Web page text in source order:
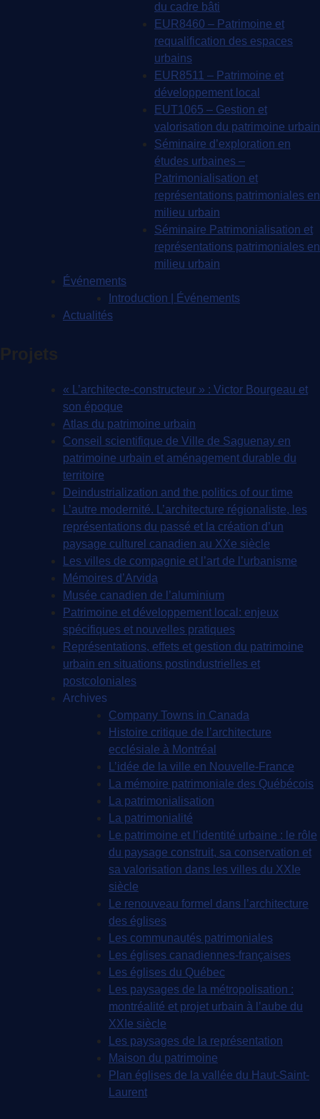
du cadre bâti
EUR8460 – Patrimoine et
requalification des espaces
urbains
EUR8511 – Patrimoine et
développement local
EUT1065 – Gestion et
valorisation du patrimoine urbain
Séminaire d’exploration en
études urbaines –
Patrimonialisation et
représentations patrimoniales en
milieu urbain
Séminaire Patrimonialisation et
représentations patrimoniales en
milieu urbain
Événements
Introduction | Événements
Actualités
Projets
« L’architecte-constructeur » : Victor Bourgeau et
son époque
Atlas du patrimoine urbain
Conseil scientifique de Ville de Saguenay en
patrimoine urbain et aménagement durable du
territoire
Deindustrialization and the politics of our time
L’autre modernité. L’architecture régionaliste, les
représentations du passé et la création d’un
paysage culturel canadien au XXe siècle
Les villes de compagnie et l’art de l’urbanisme
Mémoires d’Arvida
Musée canadien de l’aluminium
Patrimoine et développement local: enjeux
spécifiques et nouvelles pratiques
Représentations, effets et gestion du patrimoine
urbain en situations postindustrielles et
postcoloniales
Archives
Company Towns in Canada
Histoire critique de l’architecture
ecclésiale à Montréal
L’idée de la ville en Nouvelle-France
La mémoire patrimoniale des Québécois
La patrimonialisation
La patrimonialité
Le patrimoine et l’identité urbaine : le rôle
du paysage construit, sa conservation et
sa valorisation dans les villes du XXIe
siècle
Le renouveau formel dans l’architecture
des églises
Les communautés patrimoniales
Les églises canadiennes-françaises
Les églises du Québec
Les paysages de la métropolisation :
montréalité et projet urbain à l’aube du
XXIe siècle
Les paysages de la représentation
Maison du patrimoine
Plan églises de la vallée du Haut-Saint-
Laurent